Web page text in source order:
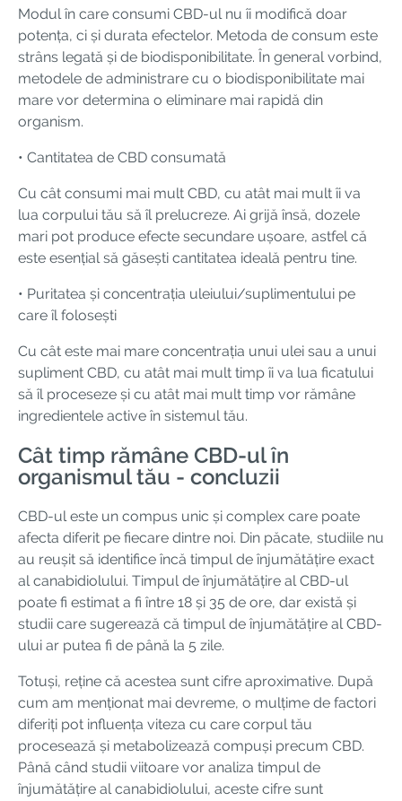
Modul în care consumi CBD-ul nu îi modifică doar
potența, ci și durata efectelor. Metoda de consum este
strâns legată și de biodisponibilitate. În general vorbind,
metodele de administrare cu o biodisponibilitate mai
mare vor determina o eliminare mai rapidă din
organism.
• Cantitatea de CBD consumată
Cu cât consumi mai mult CBD, cu atât mai mult îi va
lua corpului tău să îl prelucreze. Ai grijă însă, dozele
mari pot produce efecte secundare ușoare, astfel că
este esențial să găsești cantitatea ideală pentru tine.
• Puritatea și concentrația uleiului/suplimentului pe
care îl folosești
Cu cât este mai mare concentrația unui ulei sau a unui
supliment CBD, cu atât mai mult timp îi va lua ficatului
să îl proceseze și cu atât mai mult timp vor rămâne
ingredientele active în sistemul tău.
Cât timp rămâne CBD-ul în
organismul tău - concluzii
CBD-ul este un compus unic și complex care poate
afecta diferit pe fiecare dintre noi. Din păcate, studiile nu
au reușit să identifice încă timpul de înjumătățire exact
al canabidiolului. Timpul de înjumătățire al CBD-ul
poate fi estimat a fi între 18 și 35 de ore, dar există și
studii care sugerează că timpul de înjumătățire al CBD-
ului ar putea fi de până la 5 zile.
Totuși, reține că acestea sunt cifre aproximative. După
cum am menționat mai devreme, o mulțime de factori
diferiți pot influența viteza cu care corpul tău
procesează și metabolizează compuși precum CBD.
Până când studii viitoare vor analiza timpul de
înjumătățire al canabidiolului, aceste cifre sunt